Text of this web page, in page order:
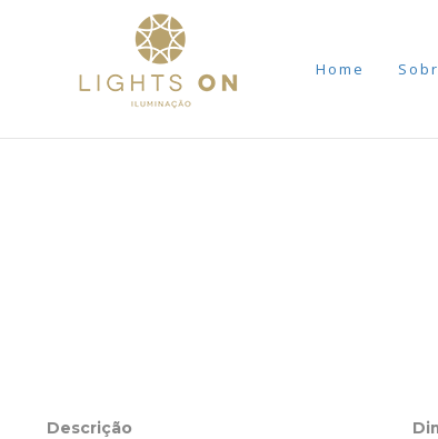
Home
Descrição